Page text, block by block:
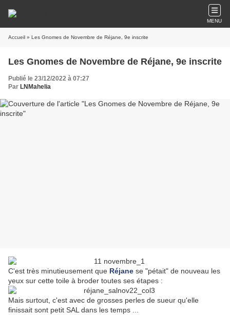
MENU
Accueil » Les Gnomes de Novembre de Réjane, 9e inscrite
Les Gnomes de Novembre de Réjane, 9e inscrite
Publié le 23/12/2022 à 07:27
Par LNMahelia
C'est très minutieusement que Réjane se "pétait" de nouveau les
yeux sur cette toile à broder toutes ses étapes :
Mais surtout, c'est avec de grosses perles de sueur qu'elle
finissait sont petit SAL dans les temps ...